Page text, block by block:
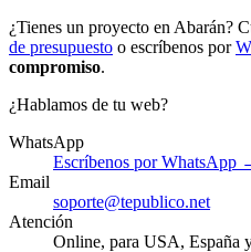
¿Tienes un proyecto en Abarán?
de presupuesto o escríbenos por
compromiso.
¿Hablamos de tu web?
WhatsApp
Escríbenos por WhatsApp
Email
soporte@tepublico.net
Atención
Online, para USA, España